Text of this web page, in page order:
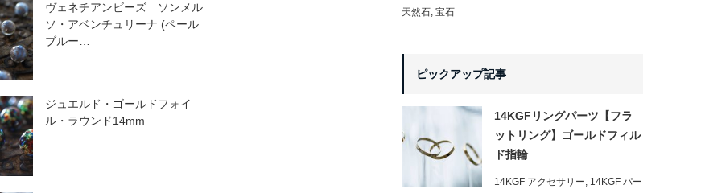
ヴェネチアンビーズ ソンメル
ソ・アベンチュリーナ (ペール
ブルー…
ジュエルド・ゴールドフォイ
ル・ラウンド14mm
天然石, 宝石
ピックアップ記事
14KGFリングパーツ【フラ
ットリング】ゴールドフィル
ド指輪
14KGF アクセサリー, 14KGF パー